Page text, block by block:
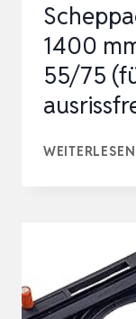
1400
55/75
WEITERLESEN